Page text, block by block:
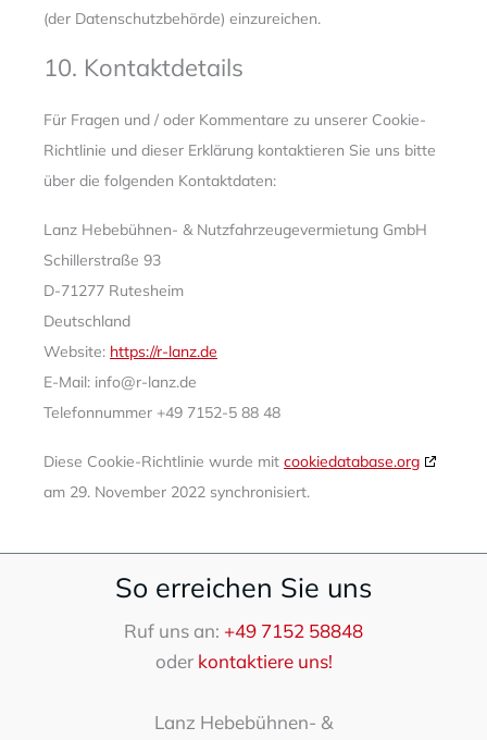
(der Datenschutzbehörde) einzureichen.
10. Kontaktdetails
Für Fragen und / oder Kommentare zu unserer Cookie-
Richtlinie und dieser Erklärung kontaktieren Sie uns bitte
über die folgenden Kontaktdaten:
Lanz Hebebühnen- & Nutzfahrzeugevermietung GmbH
Schillerstraße 93
D-71277 Rutesheim
Deutschland
Website: https://r-lanz.de
E-Mail: info@r-lanz.de
Telefonnummer +49 7152-5 88 48
Diese Cookie-Richtlinie wurde mit cookiedatabase.org
am 29. November 2022 synchronisiert.
So erreichen Sie uns
Ruf uns an: +49 7152 58848
oder kontaktiere uns!
Lanz Hebebühnen- &